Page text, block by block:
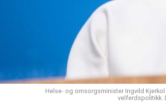
Helse- og omsorgsminister Ingvild
velferdspolitikk.